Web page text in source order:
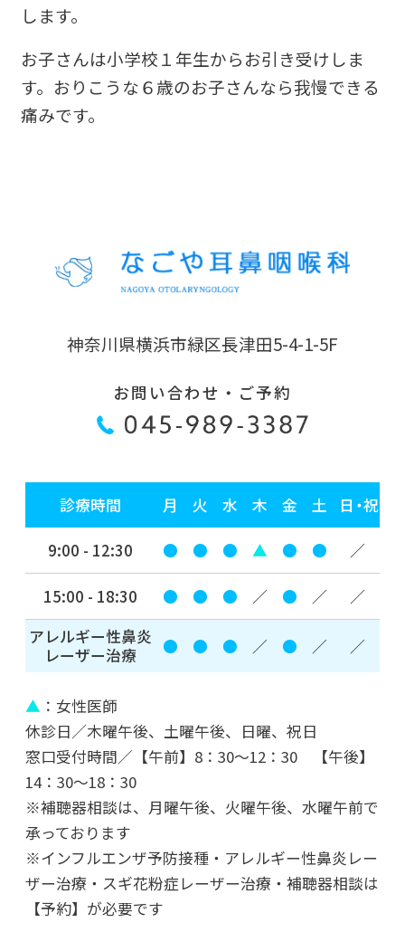
します。
お子さんは小学校１年生からお引き受けしま
す。おりこうな６歳のお子さんなら我慢できる
痛みです。
神奈川県横浜市緑区長津田5-4-1-5F
お問い合わせ・ご予約
診療時間 月 火 水 木 金 土 日・祝
9:00 - 12:30 ● ● ● ▲ ● ● ／
15:00 - 18:30 ● ● ● ／ ● ／
／
アレルギー性鼻炎
レーザー治療
● ● ● ／ ● ／ ／
▲ ：女性医師
休診日／木曜午後、土曜午後、日曜、祝日
窓口受付時間／【午前】8：30～12：30 【午後】
14：30～18：30
※補聴器相談は、月曜午後、火曜午後、水曜午前で
承っております
※インフルエンザ予防接種・アレルギー性鼻炎レー
ザー治療・スギ花粉症レーザー治療・補聴器相談は
【予約】が必要です